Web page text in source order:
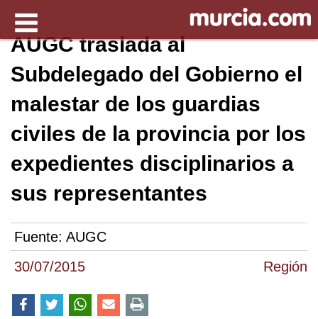
30/07/2015 Región
AUGC traslada al
Subdelegado del Gobierno el
malestar de los guardias
civiles de la provincia por los
expedientes disciplinarios a
sus representantes
Fuente: AUGC